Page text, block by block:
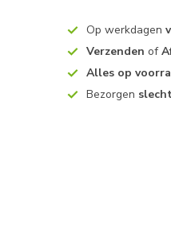
Op werkdagen
Verzenden of
Alles op
Bezorgen